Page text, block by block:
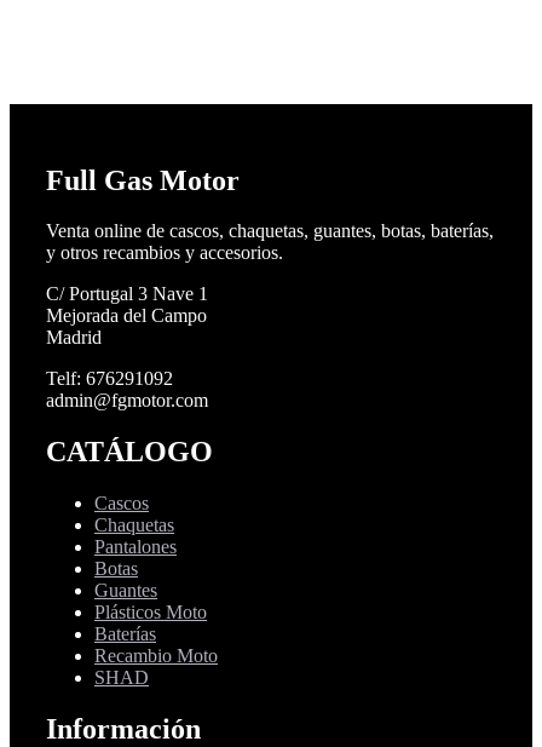
Full Gas Motor
Venta online de cascos, chaquetas, guantes, botas, baterías,
y otros recambios y accesorios.
C/ Portugal 3 Nave 1
Mejorada del Campo
Madrid
Telf: 676291092
admin@fgmotor.com
CATÁLOGO
Cascos
Chaquetas
Pantalones
Botas
Guantes
Plásticos Moto
Baterías
Recambio Moto
SHAD
Información